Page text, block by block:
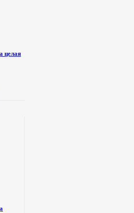
целая